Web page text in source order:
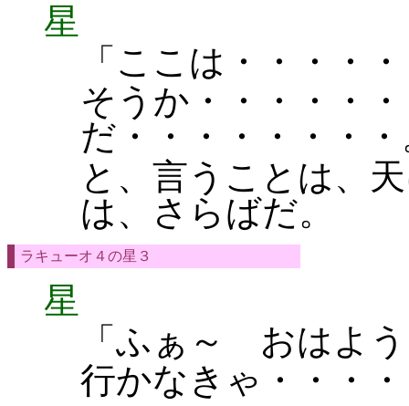
星
「ここは・・・・
そうか・・・・・
だ・・・・・・・
と、言うことは、
は、さらばだ。
ラキューオ４の星３
星
「ふぁ～ おはよ
行かなきゃ・・・